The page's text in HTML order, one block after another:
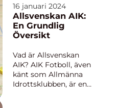
kombinerar fart,
teknik och
adrenalinkickar för att
skapa en unik
vinterlandskapet. I
denna artikel kommer
vi att ge dig en
grundl...
16 januari 2024
Allsvenskan AIK:
En Grundlig
Översikt
Vad är Allsvenskan
AIK? AIK Fotboll, även
känt som Allmänna
Idrottsklubben, är en